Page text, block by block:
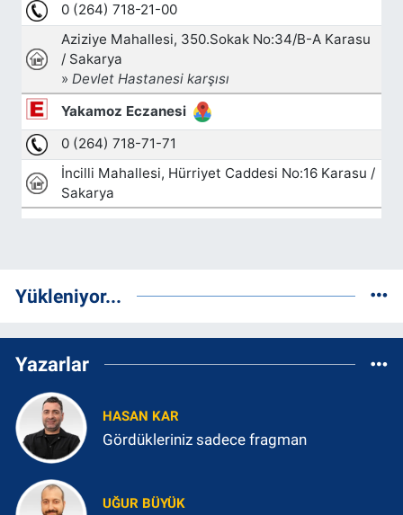
Yükleniyor...
Yazarlar
HASAN KAR
Gördükleriniz sadece fragman
UĞUR BÜYÜK